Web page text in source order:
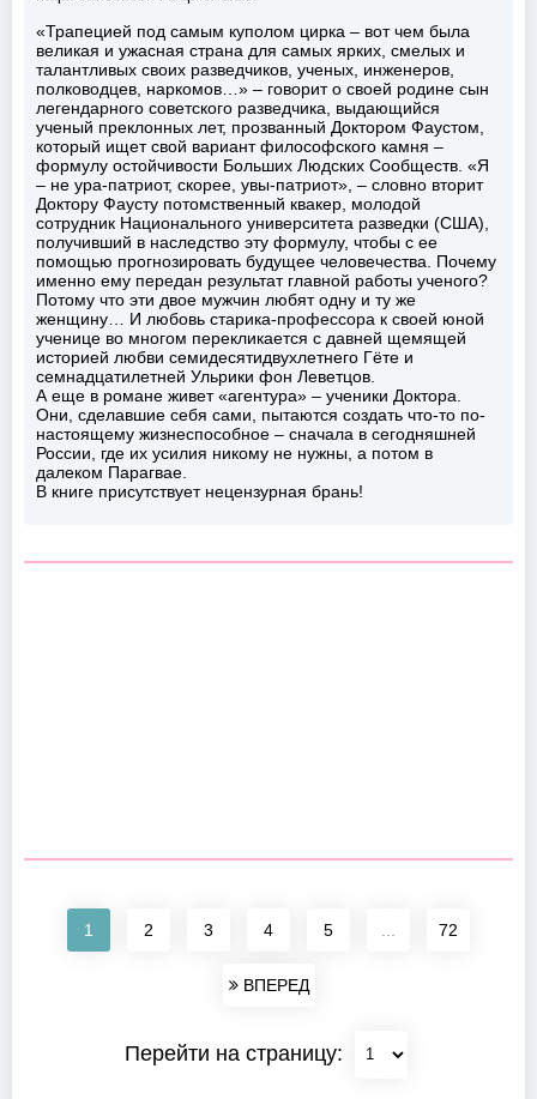
«Трапецией под самым куполом цирка – вот чем была
великая и ужасная страна для самых ярких, смелых и
талантливых своих разведчиков, ученых, инженеров,
полководцев, наркомов…» – говорит о своей родине сын
легендарного советского разведчика, выдающийся
ученый преклонных лет, прозванный Доктором Фаустом,
который ищет свой вариант философского камня –
формулу остойчивости Больших Людских Сообществ. «Я
– не ура-патриот, скорее, увы-патриот», – словно вторит
Доктору Фаусту потомственный квакер, молодой
сотрудник Национального университета разведки (США),
получивший в наследство эту формулу, чтобы с ее
помощью прогнозировать будущее человечества. Почему
именно ему передан результат главной работы ученого?
Потому что эти двое мужчин любят одну и ту же
женщину… И любовь старика-профессора к своей юной
ученице во многом перекликается с давней щемящей
историей любви семидесятидвухлетнего Гёте и
семнадцатилетней Ульрики фон Леветцов.
А еще в романе живет «агентура» – ученики Доктора.
Они, сделавшие себя сами, пытаются создать что-то по-
настоящему жизнеспособное – сначала в сегодняшней
России, где их усилия никому не нужны, а потом в
далеком Парагвае.
В книге присутствует нецензурная брань!
1 2 3 4 5 72
ВПЕРЕД
Перейти на страницу: